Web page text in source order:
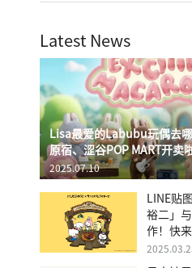
Latest News
Lisa最爱的Labubu玩偶去
原宿、涩谷POP MART开卖
2025.07.10
LINE贴
裕二」
作！快
商品